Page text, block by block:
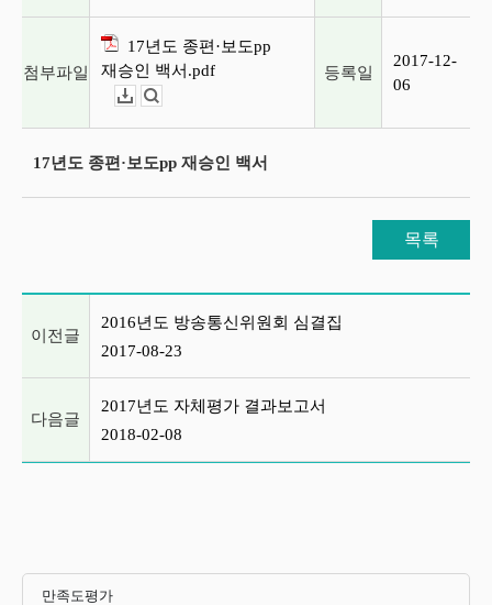
첨부파일
17년도 종편·보도pp
재승인 백서.pdf
등록일
2017-12-
06
17년도 종편·보도pp 재승인 백서
목록
이전글
2016년도 방송통신위원회 심결집
2017-08-23
다음글
2017년도 자체평가 결과보고서
2018-02-08
만족도평가